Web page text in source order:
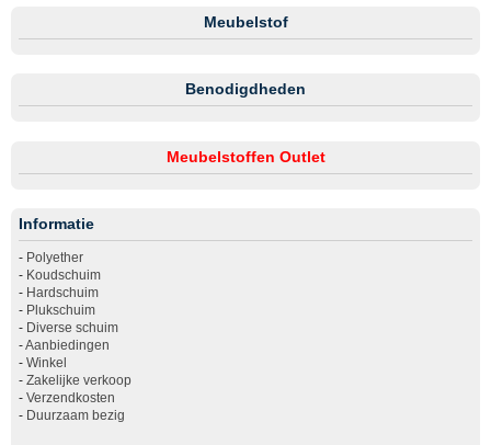
Meubelstof
Benodigdheden
Meubelstoffen Outlet
Informatie
- Polyether
- Koudschuim
- Hardschuim
- Plukschuim
- Diverse schuim
-Aanbiedingen
- Winkel
- Zakelijke verkoop
- Verzendkosten
- Duurzaam bezig